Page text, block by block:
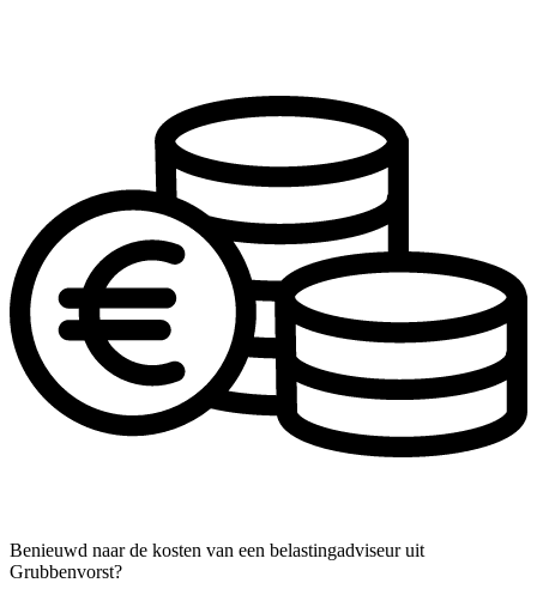
Benieuwd naar de kosten van een belastingadviseur uit
Grubbenvorst?